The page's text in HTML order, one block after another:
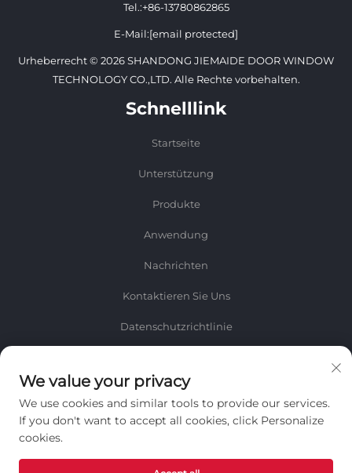
Tel.:+86-13780862865
E-Mail:[email protected]
Urheberrecht © 2026 SHANDONG JIEMAIDE DOOR WINDOW
TECHNOLOGY CO.,LTD. Alle Rechte vorbehalten.
Schnelllink
Startseite
Unterstützung
Produkte
Anwendung
Nachrichten
Kontaktieren Sie Uns
Datenschutzrichtlinie
Melden Sie sich für unseren wöchentlichen Newsletter an
We value your privacy
We use cookies and similar tools to provide our services.
If you don't want to accept all cookies, click Personalize
cookies.